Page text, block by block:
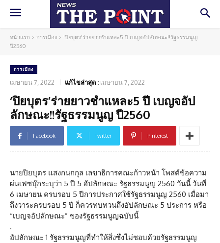
หน้าแรก การเมือง
'ปิยบุตร'ร่ายยาวชำแหละ5 ปี เบญจอัปลักษณะ!!รัฐธรรมนูญ
ปี2560
การเมือง
เมษายน 7, 2022 แก้ไขล่าสุด : เมษายน 7, 2022
‘ปิยบุตร’ร่ายยาวชำแหละ5 ปี เบญจอัป
ลักษณะ!!รัฐธรรมนูญ ปี2560
Facebook Twitter Pinterest
นายปิยบุตร แสงกนกกุล เลขาธิการคณะก้าวหน้า โพสต์ข้อความ
ผ่นเฟซบุ๊กระบุว่า 5 ปี 5 อัปลักษณะ รัฐธรรมนูญ 2560 วันนี้ วันที่
6 เมษายน ครบรอบ 5 ปีการประกาศใช้รัฐธรรมนูญ 2560 เมื่อมา
ถึงวาระครบรอบ 5 ปี ก็ควรทบทวนถึงอัปลักษณะ 5 ประการ หรือ
“เบญจอัปลักษณะ” ของรัฐธรรมนูญฉบับนี้
.
อัปลักษณะ 1 รัฐธรรมนูญที่ทำให้สิ่งซึ่งไม่ชอบด้วยรัฐธรรมนูญ